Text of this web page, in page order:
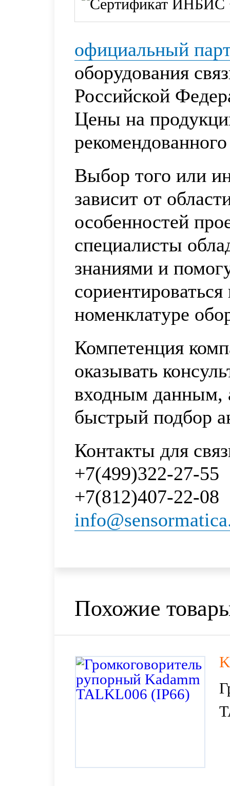
официальный
оборудования
Российской
Цены на
Выбор того или
зависит от
особенностей
специалисты
знаниями и
номенклатуре
Компетенция
оказывать
входным данным,
быстрый подбор
Контакты для
+7(499)322-27-55
+7(812)407-22-08
Похожие